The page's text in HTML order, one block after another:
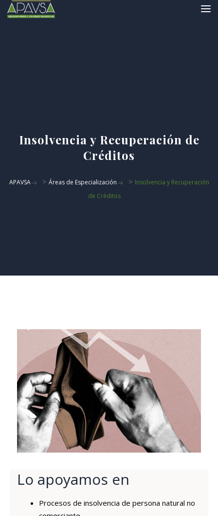
Insolvencia y Recuperación de
Créditos
APAVSA > Áreas de Especialización > Insolvencia y Recuperación
de Créditos
Lo apoyamos en
Procesos de insolvencia de persona natural no